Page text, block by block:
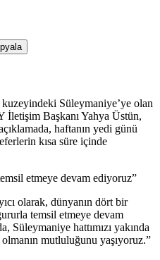
Süleymaniye’ye olan
İletişim Başkanı Yahya Üstün,
haftanın yedi günü
kısa süre içinde
etmeye devam ediyoruz”
olarak, dünyanın dört bir
temsil etmeye devam
hattımızı yakında
mutluluğunu yaşıyoruz.”